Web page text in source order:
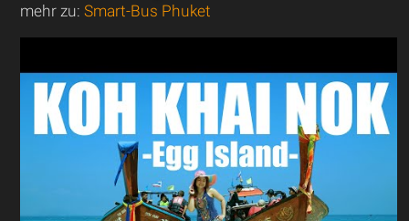
mehr zu:Smart-Bus Phuket